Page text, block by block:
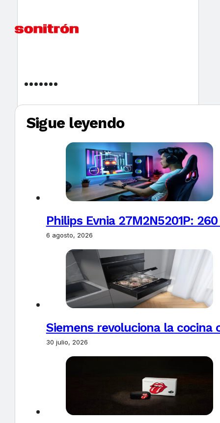
Sigue leyendo
Philips Evnia 27M2N5201P:
6 agosto, 2026
Siemens revoluciona la
30 julio, 2026